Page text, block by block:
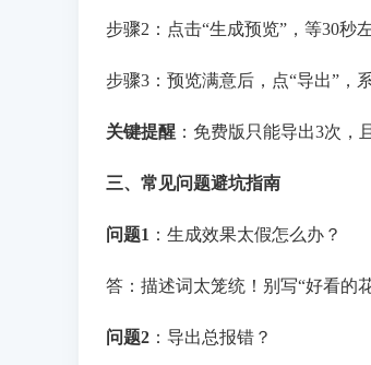
步骤2：点击“生成预览”，等30秒
步骤3：预览满意后，点“导出”，
关键提醒 ：免费版只能导出3次，
三、常见问题避坑指南
问题1 ：生成效果太假怎么办？
答：描述词太笼统！别写“好看的
问题2 ：导出总报错？